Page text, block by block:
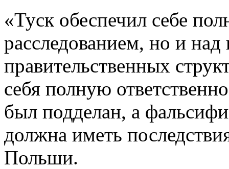
«Туск обеспечил себе
расследованием, но и
правительственных
себя полную
был подделан, а
должна иметь
Польши.